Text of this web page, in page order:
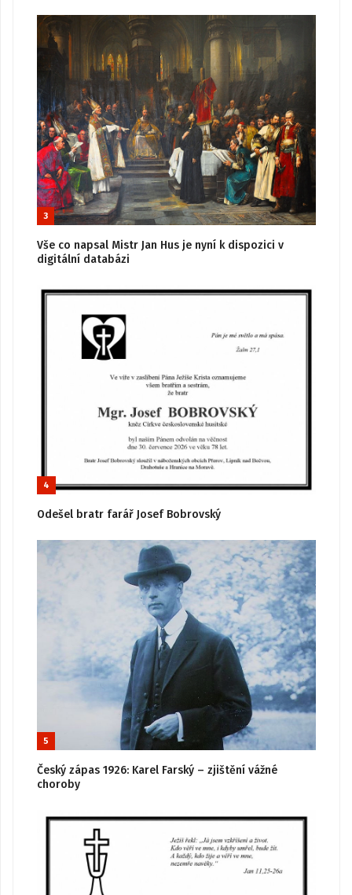
3
Vše co napsal Mistr Jan Hus je nyní k dispozici v
digitální databázi
4
Odešel bratr farář Josef Bobrovský
5
Český zápas 1926: Karel Farský – zjištění vážné
choroby